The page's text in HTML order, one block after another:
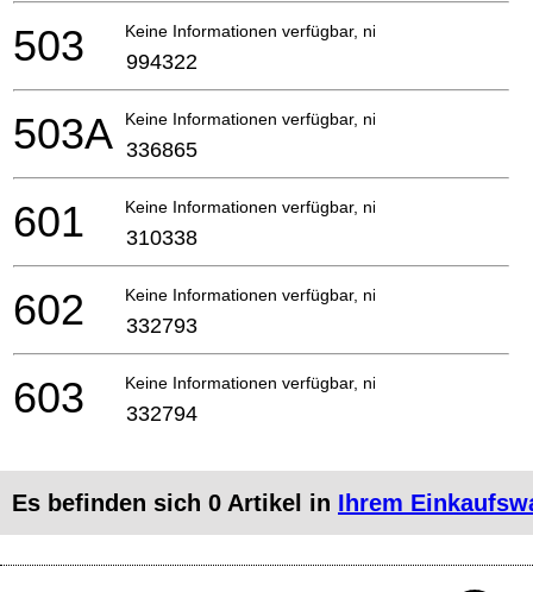
Keine Informationen verfügbar, nicht bestellbar
503 994322
Keine Informationen verfügbar, nicht bestellbar
503A 336865
Keine Informationen verfügbar, nicht bestellbar
601 310338
Keine Informationen verfügbar, nicht bestellbar
602 332793
Keine Informationen verfügbar, nicht bestellbar
603 332794
Es befinden sich 0 Artikel in Ihrem